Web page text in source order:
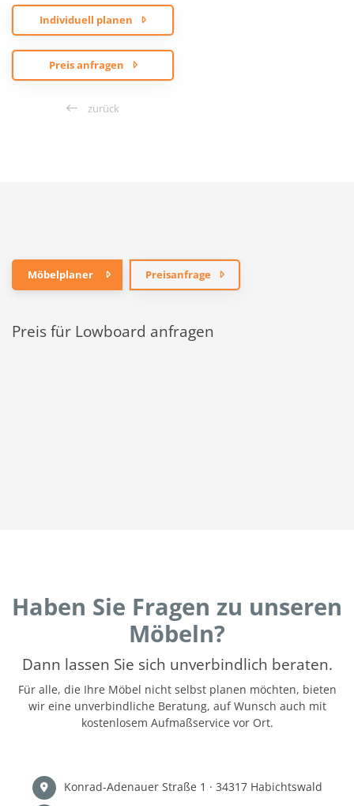
Individuell planen
Preis anfragen
zurück
Möbelplaner Preisanfrage
Preis für Lowboard anfragen
Haben Sie Fragen zu unseren
Möbeln?
Dann lassen Sie sich unverbindlich beraten.
Für alle, die Ihre Möbel nicht selbst planen möchten, bieten
wir eine unverbindliche Beratung, auf Wunsch auch mit
kostenlosem Aufmaßservice vor Ort.
Konrad-Adenauer Straße 1 · 34317 Habichtswald